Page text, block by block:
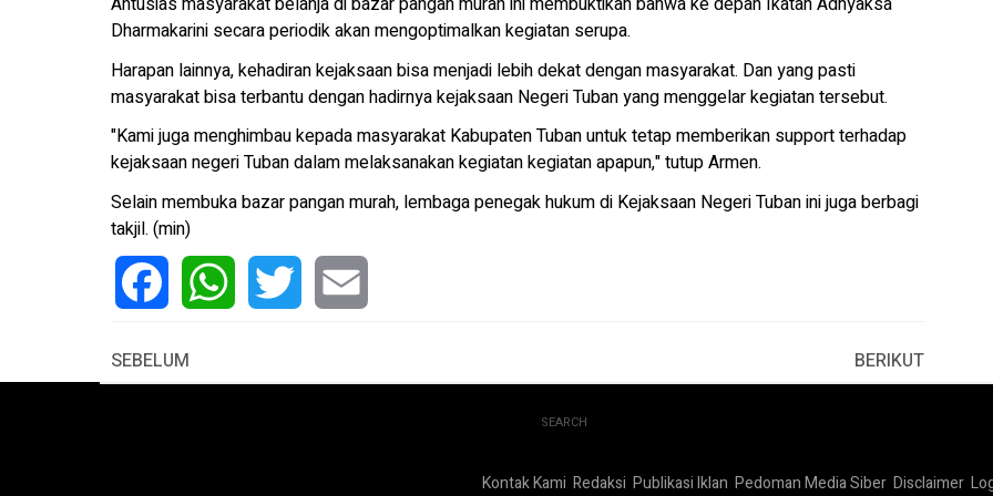
Dharmakarini secara periodik akan mengoptimalkan kegiatan serupa.
Harapan lainnya, kehadiran kejaksaan bisa menjadi lebih dekat dengan masyarakat. Dan yang pasti
masyarakat bisa terbantu dengan hadirnya kejaksaan Negeri Tuban yang menggelar kegiatan tersebut.
"Kami juga menghimbau kepada masyarakat Kabupaten Tuban untuk tetap memberikan support terhadap
kejaksaan negeri Tuban dalam melaksanakan kegiatan kegiatan apapun," tutup Armen.
Selain membuka bazar pangan murah, lembaga penegak hukum di Kejaksaan Negeri Tuban ini juga berbagi
takjil. (min)
SEBELUM
BERIKUT
SEARCH
Kontak Kami Redaksi Publikasi Iklan Pedoman Media Siber Disclaimer